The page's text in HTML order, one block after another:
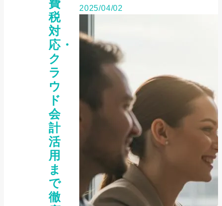
費
税
対
応・
ク
ラ
ウ
ド
会
計
活
用
ま
で
徹
2025/04/02